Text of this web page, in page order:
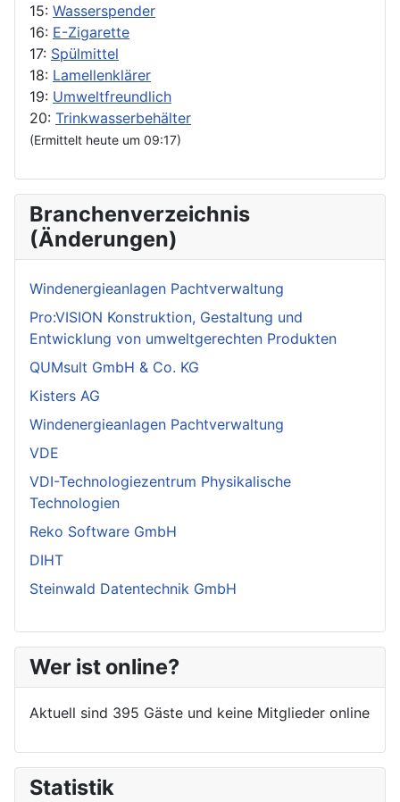
15: Wasserspender
16: E-Zigarette
17: Spülmittel
18: Lamellenklärer
19: Umweltfreundlich
20: Trinkwasserbehälter
(Ermittelt heute um 09:17)
Branchenverzeichnis
(Änderungen)
Windenergieanlagen Pachtverwaltung
Pro:VISION Konstruktion, Gestaltung und
Entwicklung von umweltgerechten Produkten
QUMsult GmbH & Co. KG
Kisters AG
Windenergieanlagen Pachtverwaltung
VDE
VDI-Technologiezentrum Physikalische
Technologien
Reko Software GmbH
DIHT
Steinwald Datentechnik GmbH
Wer ist online?
Aktuell sind 395 Gäste und keine Mitglieder online
Statistik